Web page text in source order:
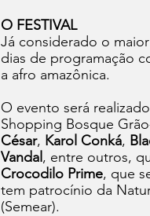
O FESTIVAL
Já considerado o
dias de programação
a afro amazônica.
O evento será
Shopping Bosque
César, Karol Conká,
Vandal , entre outros,
Crocodilo Prime, que
tem patrocínio da
(Semear).